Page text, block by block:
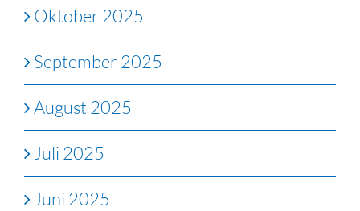
Oktober 2025
September 2025
August 2025
Juli 2025
Juni 2025